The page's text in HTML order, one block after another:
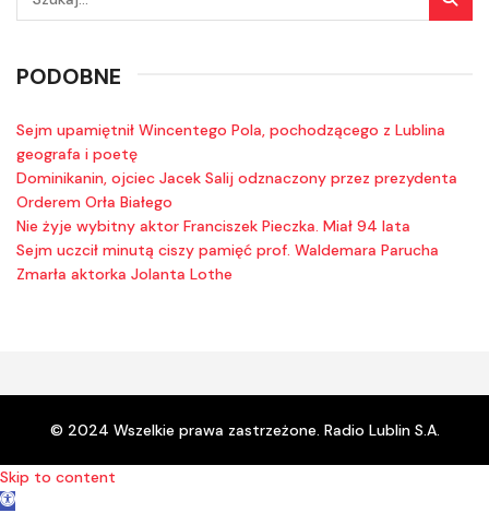
PODOBNE
Sejm upamiętnił Wincentego Pola, pochodzącego z Lublina
geografa i poetę
Dominikanin, ojciec Jacek Salij odznaczony przez prezydenta
Orderem Orła Białego
Nie żyje wybitny aktor Franciszek Pieczka. Miał 94 lata
Sejm uczcił minutą ciszy pamięć prof. Waldemara Parucha
Zmarła aktorka Jolanta Lothe
© 2024 Wszelkie prawa zastrzeżone. Radio Lublin S.A.
Skip to content
Open toolbar